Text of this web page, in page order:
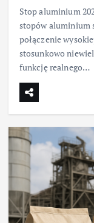
Stop aluminium
stopów aluminium
połączenie
stosunkowo
funkcję realnego…